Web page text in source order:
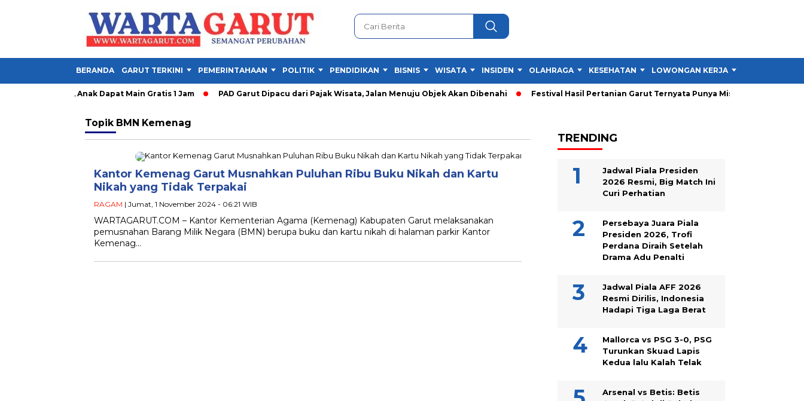
BERANDA GARUT TERKINI PEMERINTAHAAN POLITIK PENDIDIKAN BISNIS WISATA INSIDEN OLAHRAGA KESEHATAN LOWONGAN KERJA
Dibuka, Anak Dapat Main Gratis 1 Jam PAD Garut Dipacu dari Pajak Wisata, Jalan Menuju Objek Akan Dibenahi Festival Hasil Pertanian Garut Ternyata Punya Misi Besar untuk Petani
Topik BMN Kemenag
Kantor Kemenag Garut Musnahkan Puluhan Ribu Buku Nikah dan Kartu
Nikah yang Tidak Terpakai
RAGAM | Jumat, 1 November 2024 - 06:21 WIB
WARTAGARUT.COM – Kantor Kementerian Agama (Kemenag) Kabupaten Garut melaksanakan
pemusnahan Barang Milik Negara (BMN) berupa buku dan kartu nikah di halaman parkir Kantor
Kemenag…
TRENDING
Jadwal Piala Presiden
2026 Resmi, Big Match Ini
Curi Perhatian
Persebaya Juara Piala
Presiden 2026, Trofi
Perdana Diraih Setelah
Drama Adu Penalti
Jadwal Piala AFF 2026
Resmi Dirilis, Indonesia
Hadapi Tiga Laga Berat
Mallorca vs PSG 3-0, PSG
Turunkan Skuad Lapis
Kedua lalu Kalah Telak
Arsenal vs Betis: Betis